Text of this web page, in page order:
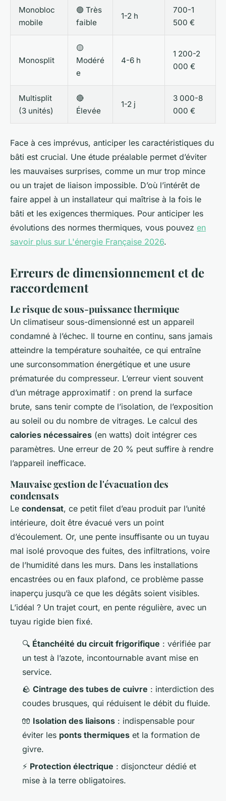
Monobloc
mobile
🟢 Très
faible
1-2 h
700-1
500 €
Monosplit
🟡
Modéré
e
4-6 h
1 200-2
000 €
Multisplit
(3 unités)
🔴
Élevée
1-2 j
3 000-8
000 €
Face à ces imprévus, anticiper les caractéristiques du
bâti est crucial. Une étude préalable permet d’éviter
les mauvaises surprises, comme un mur trop mince
ou un trajet de liaison impossible. D’où l’intérêt de
faire appel à un installateur qui maîtrise à la fois le
bâti et les exigences thermiques. Pour anticiper les
évolutions des normes thermiques, vous pouvez en
savoir plus sur L'énergie Française 2026.
Erreurs de dimensionnement et de
raccordement
Le risque de sous-puissance thermique
Un climatiseur sous-dimensionné est un appareil
condamné à l’échec. Il tourne en continu, sans jamais
atteindre la température souhaitée, ce qui entraîne
une surconsommation énergétique et une usure
prématurée du compresseur. L’erreur vient souvent
d’un métrage approximatif : on prend la surface
brute, sans tenir compte de l’isolation, de l’exposition
au soleil ou du nombre de vitrages. Le calcul des
calories nécessaires (en watts) doit intégrer ces
paramètres. Une erreur de 20 % peut suffire à rendre
l’appareil inefficace.
Mauvaise gestion de l'évacuation des
condensats
Le condensat, ce petit filet d’eau produit par l’unité
intérieure, doit être évacué vers un point
d’écoulement. Or, une pente insuffisante ou un tuyau
mal isolé provoque des fuites, des infiltrations, voire
de l’humidité dans les murs. Dans les installations
encastrées ou en faux plafond, ce problème passe
inaperçu jusqu’à ce que les dégâts soient visibles.
L’idéal ? Un trajet court, en pente régulière, avec un
tuyau rigide bien fixé.
🔍 Étanchéité du circuit frigorifique : vérifiée par
un test à l’azote, incontournable avant mise en
service.
🪨 Cintrage des tubes de cuivre : interdiction des
coudes brusques, qui réduisent le débit du fluide.
🧤 Isolation des liaisons : indispensable pour
éviter les ponts thermiques et la formation de
givre.
⚡ Protection électrique : disjoncteur dédié et
mise à la terre obligatoires.